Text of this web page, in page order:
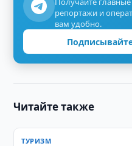
репортажи и
вам удобно.
Читайте также
ТУРИЗМ